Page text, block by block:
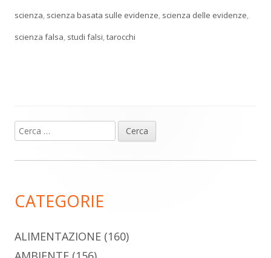
scienza, scienza basata sulle evidenze, scienza delle evidenze,
scienza falsa, studi falsi,tarocchi
Barra
laterale
Ricerca
per:
CATEGORIE
ALIMENTAZIONE (160)